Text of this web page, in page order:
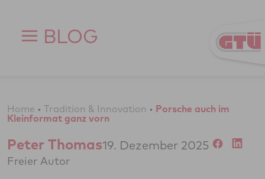
BLOG
Home • Tradition & Innovation • Porsche auch im
Kleinformat ganz vorn
Peter Thomas
Freier Autor
19. Dezember 2025